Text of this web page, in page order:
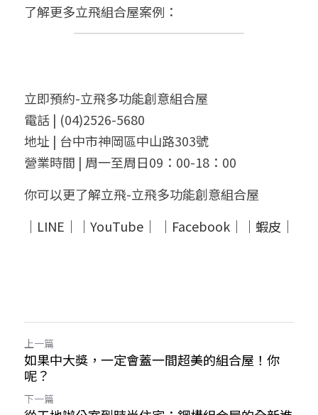
了解更多立飛組合屋案例：
立即預約-立飛多功能創意組合屋
電話 | (04)2526-5680
地址 | 台中市神岡區中山路303號
營業時間 | 周一至周日09：00-18：00
你可以更了解立飛-立飛多功能創意組合屋
｜ LINE ｜｜ YouTube ｜ ｜ Facebook ｜｜ 蝦皮 ｜
上一篇
如果中大獎，一定會蓋一間超美的組合屋！你
呢？
下一篇